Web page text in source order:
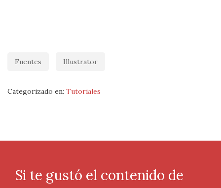
Fuentes Illustrator
Categorizado en: Tutoriales
Si te gustó el contenido de